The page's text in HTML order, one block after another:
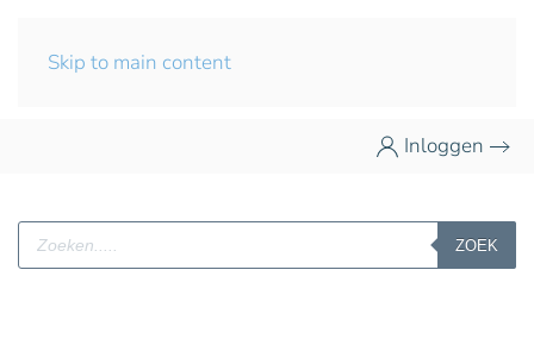
Skip to main content
Inloggen
Producten
zoeken
ZOEK